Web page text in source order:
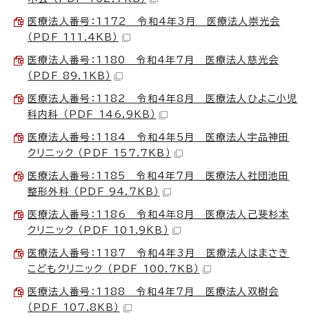
医療法人番号：1172 令和4年3月 医療法人崇光会
（PDF 111.4KB）
医療法人番号：1180 令和4年7月 医療法人慈光会
（PDF 89.1KB）
医療法人番号：1182 令和4年8月 医療法人ひよこ小児
科内科 （PDF 146.9KB）
医療法人番号：1184 令和4年5月 医療法人宇品神田
クリニック （PDF 157.7KB）
医療法人番号：1185 令和4年7月 医療法人社団池田
整形外科 （PDF 94.7KB）
医療法人番号：1186 令和4年8月 医療法人己斐杉本
クリニック （PDF 101.9KB）
医療法人番号：1187 令和4年3月 医療法人はまさき
こどもクリニック （PDF 100.7KB）
医療法人番号：1188 令和4年7月 医療法人双樹会
（PDF 107.8KB）